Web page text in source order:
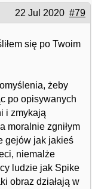
22 Jul 2020 #79
się po Twoim
żeby
po opisywanych
i zmykają
moralnie zgniłym
gejów jak jakieś
niemalże
ludzie jak Spike
obraz działają w